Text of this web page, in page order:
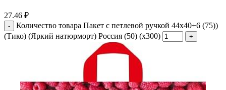
27.46 ₽
Количество товара Пакет с петлевой ручкой 44x40+6 (75))
(Тико) (Яркий натюрморт) Россия (50) (х300)